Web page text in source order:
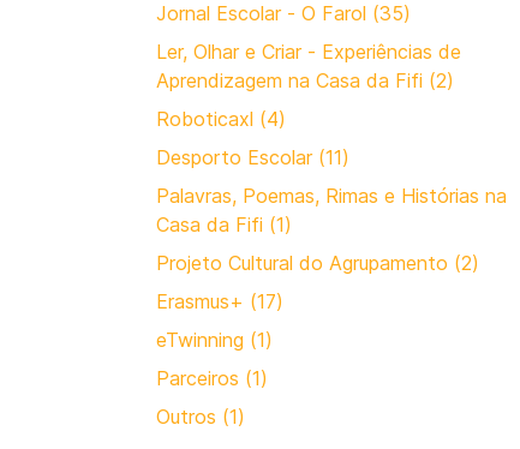
Jornal Escolar - O Farol (35)
Ler, Olhar e Criar - Experiências de
Aprendizagem na Casa da Fifi (2)
Roboticaxl (4)
Desporto Escolar (11)
Palavras, Poemas, Rimas e Histórias na
Casa da Fifi (1)
Projeto Cultural do Agrupamento (2)
Erasmus+ (17)
eTwinning (1)
Parceiros (1)
Outros (1)